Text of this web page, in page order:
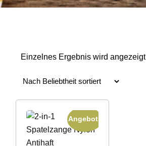
Einzelnes Ergebnis wird angezeigt
Angebot!